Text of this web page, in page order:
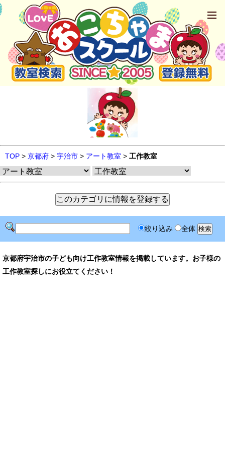
TOP > 京都府 > 宇治市 > アート教室 > 工作教室
絞り込み 全体
京都府宇治市の子ども向け工作教室情報を掲載しています。お子様の
工作教室探しにお役立てください！